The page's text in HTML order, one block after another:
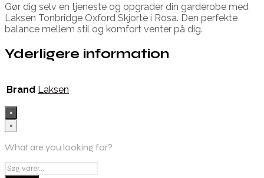
Gør dig selv en tjeneste og opgrader din garderobe med
Laksen Tonbridge Oxford Skjorte i Rosa. Den perfekte
balance mellem stil og komfort venter på dig.
Yderligere information
Brand Laksen
×
×
What are you looking for?